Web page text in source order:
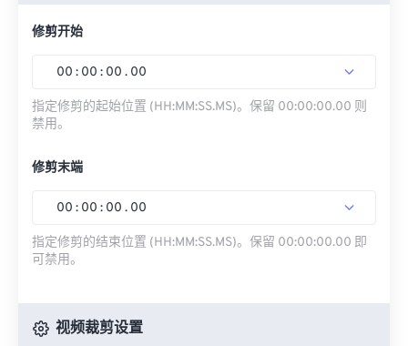
修剪开始
00 : 00 : 00 . 00
指定修剪的起始位置 (HH:MM:SS.MS)。保留 00:00:00.00 则
禁用。
修剪末端
00 : 00 : 00 . 00
指定修剪的结束位置 (HH:MM:SS.MS)。保留 00:00:00.00 即
可禁用。
视频裁剪设置